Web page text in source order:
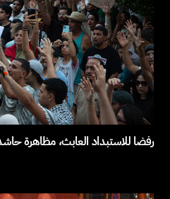
رفضا للاستبداد العابث، مظاهرة